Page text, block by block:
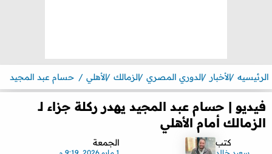
الرئيسيه الأخبار الدوري المصري الزمالك الأهلي حسام عبد المجيد
فيديو | حسام عبد المجيد يهدر ركلة جزاء لـ
الزمالك أمام الأهلي
كتب الجمعة